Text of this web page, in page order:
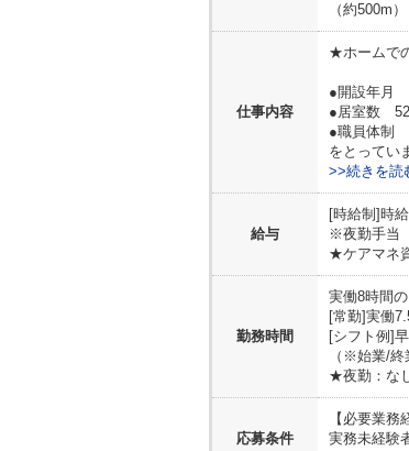
（約500m）
仕事内容
★ホームで
●開設年月
●居室数 52
●職員体制
をとってい
>>続きを読
給与
[時給制]時
※夜勤手当
★ケアマネ
勤務時間
実働8時間
[常勤]実働
[シフト例]
（※始業/終
★夜勤：な
応募条件
【必要業務
実務未経験